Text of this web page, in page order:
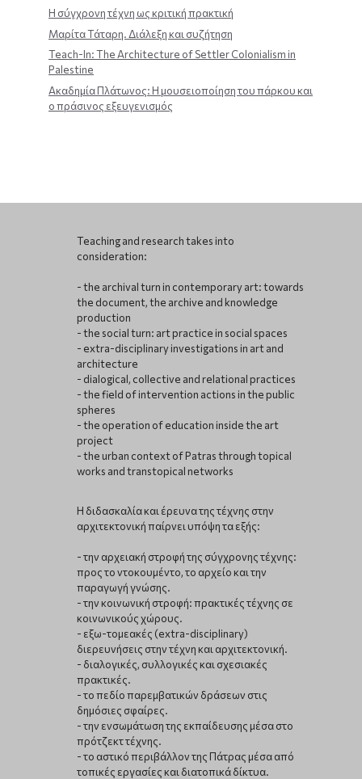
Η σύγχρονη τέχνη ως κριτική πρακτική
Μαρίτα Τάταρη. Διάλεξη και συζήτηση
Teach-In: The Architecture of Settler Colonialism in
Palestine
Ακαδημία Πλάτωνος: Η μουσειοποίηση του πάρκου και
ο πράσινος εξευγενισμός
Teaching and research takes into
consideration:
- the archival turn in contemporary art: towards
the document, the archive and knowledge
production
- the social turn: art practice in social spaces
- extra-disciplinary investigations in art and
architecture
- dialogical, collective and relational practices
- the field of intervention actions in the public
spheres
- the operation of education inside the art
project
- the urban context of Patras through topical
works and transtopical networks
Η διδασκαλία και έρευνα της τέχνης στην
αρχιτεκτονική παίρνει υπόψη τα εξής:
- την αρχειακή στροφή της σύγχρονης τέχνης:
προς το ντοκουμέντο, το αρχείο και την
παραγωγή γνώσης.
- την κοινωνική στροφή: πρακτικές τέχνης σε
κοινωνικούς χώρους.
- εξω-τομεακές (extra-disciplinary)
διερευνήσεις στην τέχνη και αρχιτεκτονική.
- διαλογικές, συλλογικές και σχεσιακές
πρακτικές.
- το πεδίο παρεμβατικών δράσεων στις
δημόσιες σφαίρες.
- την ενσωμάτωση της εκπαίδευσης μέσα στο
πρότζεκτ τέχνης.
- το αστικό περιβάλλον της Πάτρας μέσα από
τοπικές εργασίες και διατοπικά δίκτυα.